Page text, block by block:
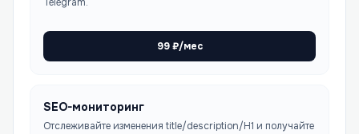
99₽/мес
SEO-мониторинг
Отслеживайте изменения title/description/H1 и получайте